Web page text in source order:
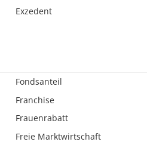
Exzedent
Fondsanteil
Franchise
Frauenrabatt
Freie Marktwirtschaft